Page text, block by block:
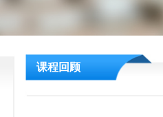
课程回顾